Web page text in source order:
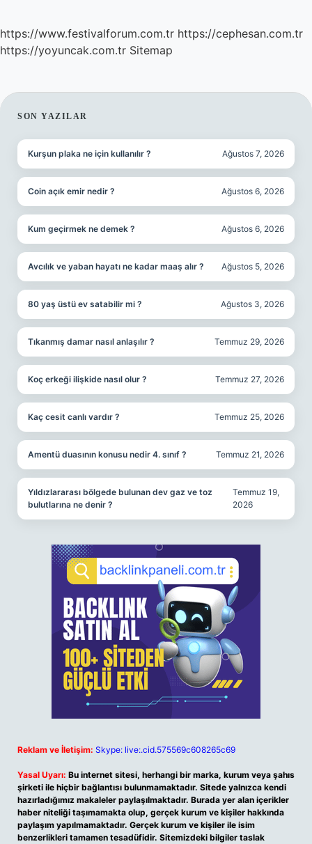
https://www.festivalforum.com.tr https://cephesan.com.tr
https://yoyuncak.com.tr Sitemap
SIDEBAR
SON YAZILAR
Kurşun plaka ne için kullanılır ? Ağustos 7, 2026
Coin açık emir nedir ? Ağustos 6, 2026
Kum geçirmek ne demek ? Ağustos 6, 2026
Avcılık ve yaban hayatı ne kadar maaş alır ? Ağustos 5, 2026
80 yaş üstü ev satabilir mi ? Ağustos 3, 2026
Tıkanmış damar nasıl anlaşılır ? Temmuz 29, 2026
Koç erkeği ilişkide nasıl olur ? Temmuz 27, 2026
Kaç cesit canlı vardır ? Temmuz 25, 2026
Amentü duasının konusu nedir 4. sınıf ? Temmuz 21, 2026
Yıldızlararası bölgede bulunan dev gaz ve toz
bulutlarına ne denir ?
Temmuz 19,
2026
Reklam ve İletişim: Skype: live:.cid.575569c608265c69
Yasal Uyarı: Bu internet sitesi, herhangi bir marka, kurum veya şahıs
şirketi ile hiçbir bağlantısı bulunmamaktadır. Sitede yalnızca kendi
hazırladığımız makaleler paylaşılmaktadır. Burada yer alan içerikler
haber niteliği taşımamakta olup, gerçek kurum ve kişiler hakkında
paylaşım yapılmamaktadır. Gerçek kurum ve kişiler ile isim
benzerlikleri tamamen tesadüfidir. Sitemizdeki bilgiler taslak